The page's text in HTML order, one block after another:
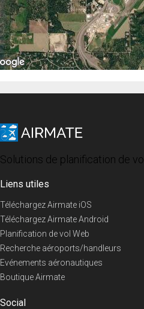
Solutions de planification de vol
Liens utiles
Téléchargez Airmate iOS
Téléchargez Airmate Android
Planification de vol Web
Recherche aéroports/handleurs
Evénements aéronautiques
Boutique Airmate
Social